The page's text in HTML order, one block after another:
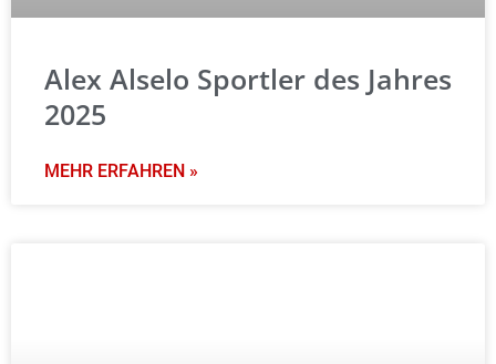
Alex Alselo Sportler des Jahres
2025
MEHR ERFAHREN »